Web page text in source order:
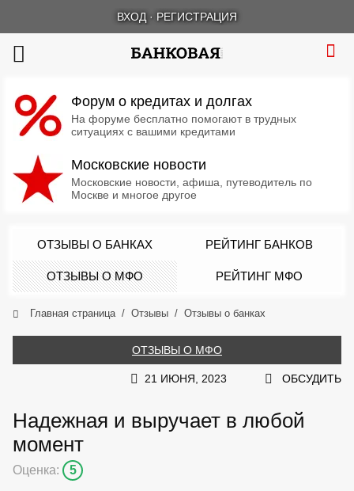
ВХОД · РЕГИСТРАЦИЯ
Форум о кредитах и долгах
На форуме бесплатно помогают в трудных
ситуациях с вашими кредитами
Московские новости
Московские новости, афиша, путеводитель по
Москве и многое другое
ОТЗЫВЫ О БАНКАХ РЕЙТИНГ БАНКОВ
ОТЗЫВЫ О МФО РЕЙТИНГ МФО
Главная страница Отзывы Отзывы о банках
ОТЗЫВЫ О МФО
21 ИЮНЯ, 2023 ОБСУДИТЬ
Надежная и выручает в любой
момент
Оценка: 5